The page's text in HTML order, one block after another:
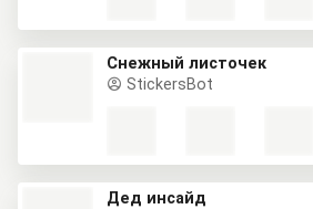
Снежный листочек
StickersBot
Дед инсайд